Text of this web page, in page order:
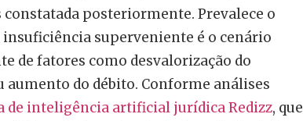
posteriormente. Prevalece o
superveniente é o cenário
de fatores como desvalorização do
do débito. Conforme análises
de inteligência artificial jurídica Redizz, que